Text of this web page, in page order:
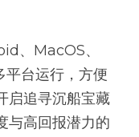
、MacOS、
台运行，方便
启追寻沉船宝藏
与高回报潜力的